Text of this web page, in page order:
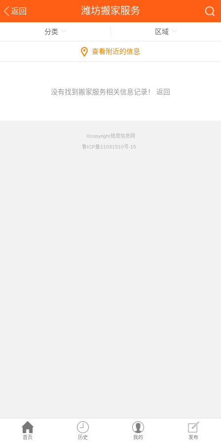
返回 潍坊搬家服务
首页 历史 我的 发布
分类 区域
查看附近的信息
没有找到搬家服务相关信息记录！ 返回
©copyright铭竟信息网
鲁ICP备11031510号-15